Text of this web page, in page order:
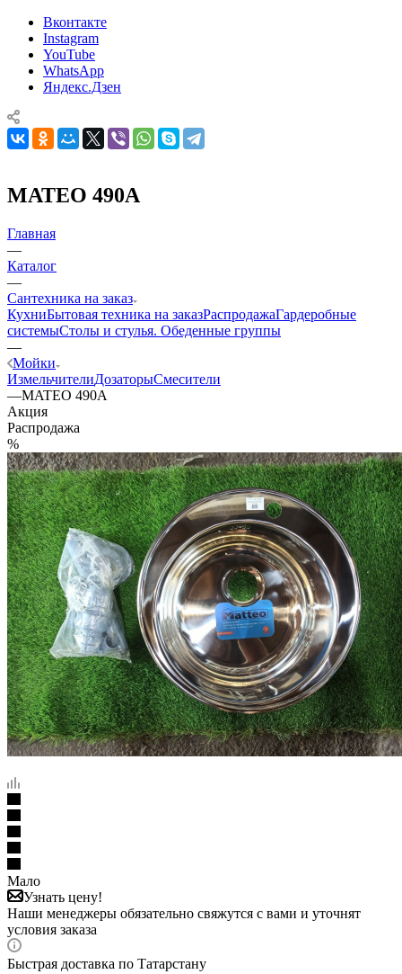
Вконтакте
Instagram
YouTube
WhatsApp
Яндекс.Дзен
MATEO 490A
Главная
—
Каталог
—
Сантехника на заказ
КухниБытовая техника на заказРаспродажаГардеробные
системыСтолы и стулья. Обеденные группы
—
Мойки
ИзмельчителиДозаторыСмесители
—MATEO 490A
Акция
Распродажа
%
Мало
Узнать цену!
Наши менеджеры обязательно свяжутся с вами и уточнят
условия заказа
Быстрая доставка по Татарстану